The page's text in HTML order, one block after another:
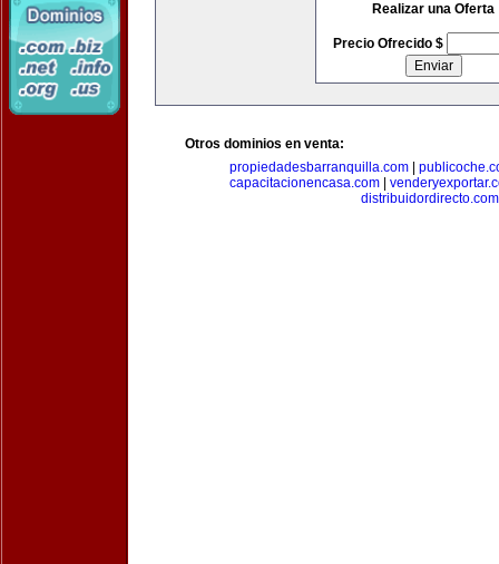
Realizar una Oferta
Precio Ofrecido $
Otros dominios en venta:
propiedadesbarranquilla.com
capacitacionencasa.com|
distribuidordirecto.com